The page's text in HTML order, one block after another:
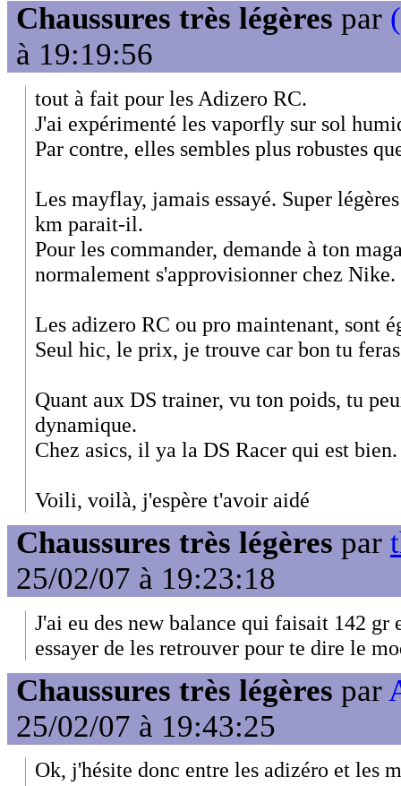
Chaussures très légères par
à 19:19:56
tout à fait pour les Adizero RC.
J'ai expérimenté les vaporfly sur sol
Par contre, elles sembles plus robustes
Les mayflay, jamais essayé. Super
km parait-il.
Pour les commander, demande à ton
normalement s'approvisionner chez Nike.
Les adizero RC ou pro maintenant, sont
Seul hic, le prix, je trouve car bon tu
Quant aux DS trainer, vu ton poids, tu
dynamique.
Chez asics, il ya la DS Racer qui est bien.
Voili, voilà, j'espère t'avoir aidé
Chaussures très légères par
25/02/07 à 19:23:18
J'ai eu des new balance qui faisait 142 gr
essayer de les retrouver pour te dire le
Chaussures très légères par
25/02/07 à 19:43:25
Ok, j'hésite donc entre les adizéro et les